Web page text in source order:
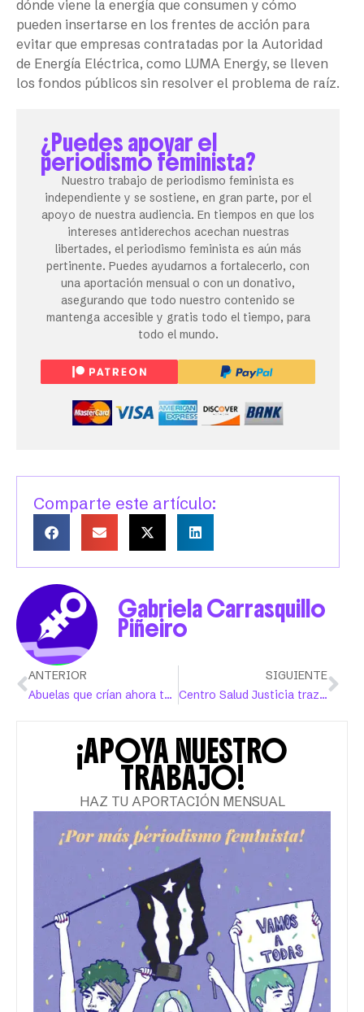
dónde viene la energía que consumen y cómo
pueden insertarse en los frentes de acción para
evitar que empresas contratadas por la Autoridad
de Energía Eléctrica, como LUMA Energy, se lleven
los fondos públicos sin resolver el problema de raíz.
¿Puedes apoyar el
periodismo feminista?
Nuestro trabajo de periodismo feminista es
independiente y se sostiene, en gran parte, por el
apoyo de nuestra audiencia. En tiempos en que los
intereses antiderechos acechan nuestras
libertades, el periodismo feminista es aún más
pertinente. Puedes ayudarnos a fortalecerlo, con
una aportación mensual o con un donativo,
asegurando que todo nuestro contenido se
mantenga accesible y gratis todo el tiempo, para
todo el mundo.
Comparte este artículo:
Gabriela Carrasquillo
Piñeiro
ANTERIOR
Abuelas que crían ahora también son maestras
SIGUIENTE
Centro Salud Justicia traza perfiles de víctimas de agresión sexual y de los agresores
¡APOYA NUESTRO
TRABAJO!
HAZ TU APORTACIÓN MENSUAL